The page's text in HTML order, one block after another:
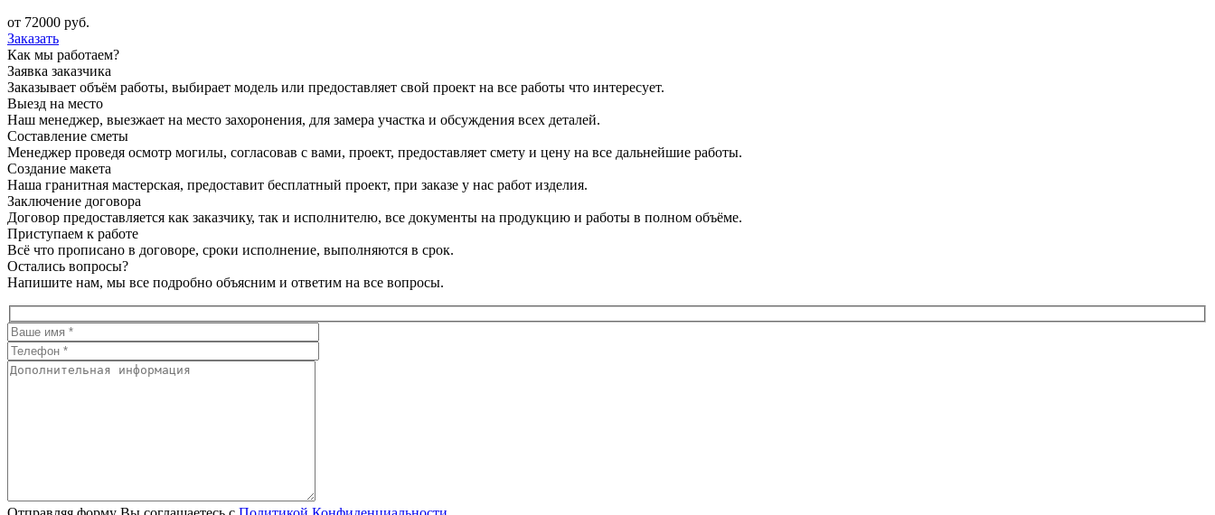
от 72000 руб.
Заказать
Как мы работаем?
Заявка заказчика
Заказывает объём работы, выбирает модель или предоставляет свой проект на все работы что интересует.
Выезд на место
Наш менеджер, выезжает на место захоронения, для замера участка и обсуждения всех деталей.
Составление сметы
Менеджер проведя осмотр могилы, согласовав с вами, проект, предоставляет смету и цену на все дальнейшие работы.
Создание макета
Наша гранитная мастерская, предоставит бесплатный проект, при заказе у нас работ изделия.
Заключение договора
Договор предоставляется как заказчику, так и исполнителю, все документы на продукцию и работы в полном объёме.
Приступаем к работе
Всё что прописано в договоре, сроки исполнение, выполняются в срок.
Остались вопросы?
Напишите нам, мы все подробно объясним и ответим на все вопросы.